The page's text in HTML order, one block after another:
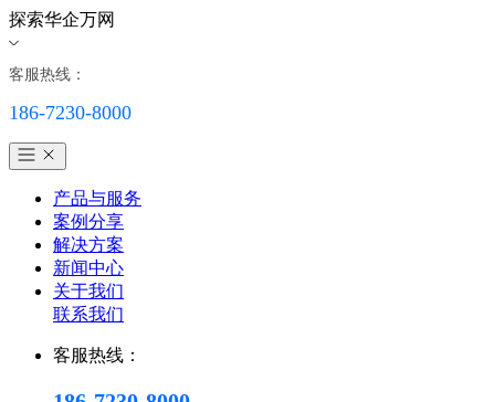
探索华企万网
客服热线：
186-7230-8000
产品与服务
案例分享
解决方案
新闻中心
关于我们
联系我们
客服热线：